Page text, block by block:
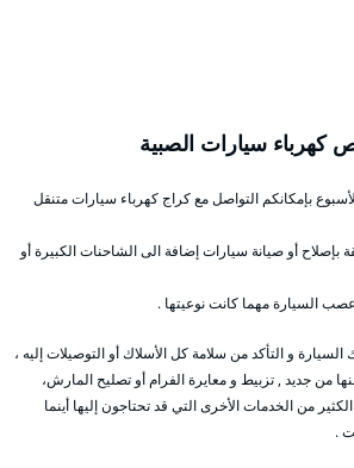
كهرباء سيارات الصبية
بإمكانكم التواصل مع كراج كهرباء سيارات متنقل
أو صيانة سيارات إضافة الى الشاحنات الكبيرة أو
عصب السيارة مهما كانت نوعيتها .
و التأكد من سلامة كل الأسلاك أو التوصيلات إليه ،
من جديد , تزبيط و معايرة الفرام أو تصليح المارش،
من الخدمات الأخرى التي قد تحتاجون إليها أينما
.